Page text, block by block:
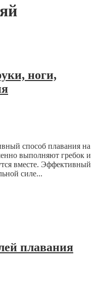
ноги,
способ плавания на
выполняют гребок и
вместе. Эффективный
силе...
плавания